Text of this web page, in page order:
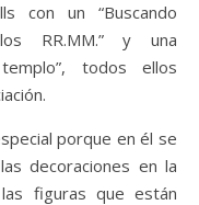
con un “Buscando
RR.MM.” y una
todos ellos
porque en él se
decoraciones en la
figuras que están